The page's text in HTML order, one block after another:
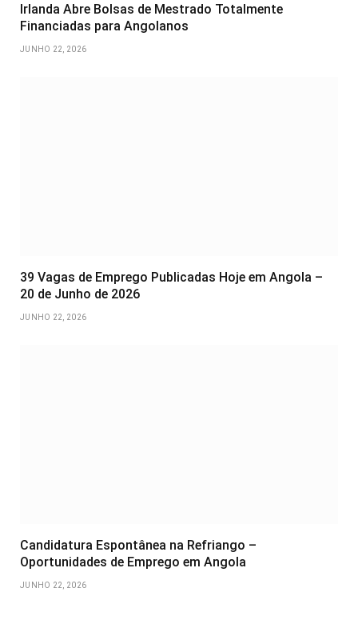
Irlanda Abre Bolsas de Mestrado Totalmente
Financiadas para Angolanos
JUNHO 22, 2026
39 Vagas de Emprego Publicadas Hoje em Angola –
20 de Junho de 2026
JUNHO 22, 2026
Candidatura Espontânea na Refriango –
Oportunidades de Emprego em Angola
JUNHO 22, 2026